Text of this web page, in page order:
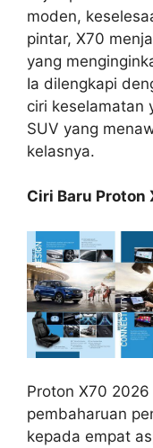
moden,
pintar, X70
yang
Ia dilengkapi
ciri keselamatan
SUV yang
kelasnya.
Ciri Baru Proton
Proton X70
pembaharuan
kepada empat